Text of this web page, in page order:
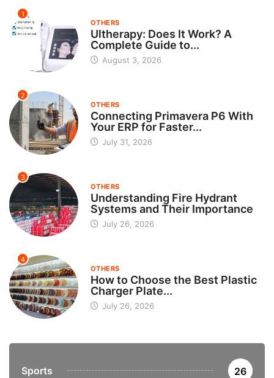
1
OTHERS
Ultherapy: Does It Work? A
Complete Guide to...
August 3, 2026
2
OTHERS
Connecting Primavera P6 With
Your ERP for Faster...
July 31, 2026
3
OTHERS
Understanding Fire Hydrant
Systems and Their Importance
July 26, 2026
4
OTHERS
How to Choose the Best Plastic
Charger Plate...
July 26, 2026
Sports 26